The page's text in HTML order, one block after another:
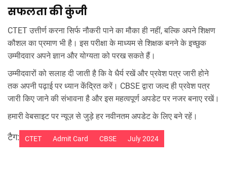
सफलता की कुंजी
CTET उत्तीर्ण करना सिर्फ नौकरी पाने का मौका ही नहीं, बल्कि अपने शिक्षण
कौशल का प्रमाण भी है। इस परीक्षा के माध्यम से शिक्षक बनने के इच्छुक
उम्मीदवार अपने ज्ञान और योग्यता को परख सकते हैं।
उम्मीदवारों को सलाह दी जाती है कि वे धैर्य रखें और प्रवेश पत्र जारी होने
तक अपनी पढ़ाई पर ध्यान केंद्रित करें। CBSE द्वारा जल्द ही प्रवेश पत्र
जारी किए जाने की संभावना है और इस महत्वपूर्ण अपडेट पर नजर बनाए रखें।
हमारी वेबसाइट पर न्यूज़ से जुड़े हर नवीनतम अपडेट के लिए बने रहें।
टैग: CTET Admit Card CBSE July 2024